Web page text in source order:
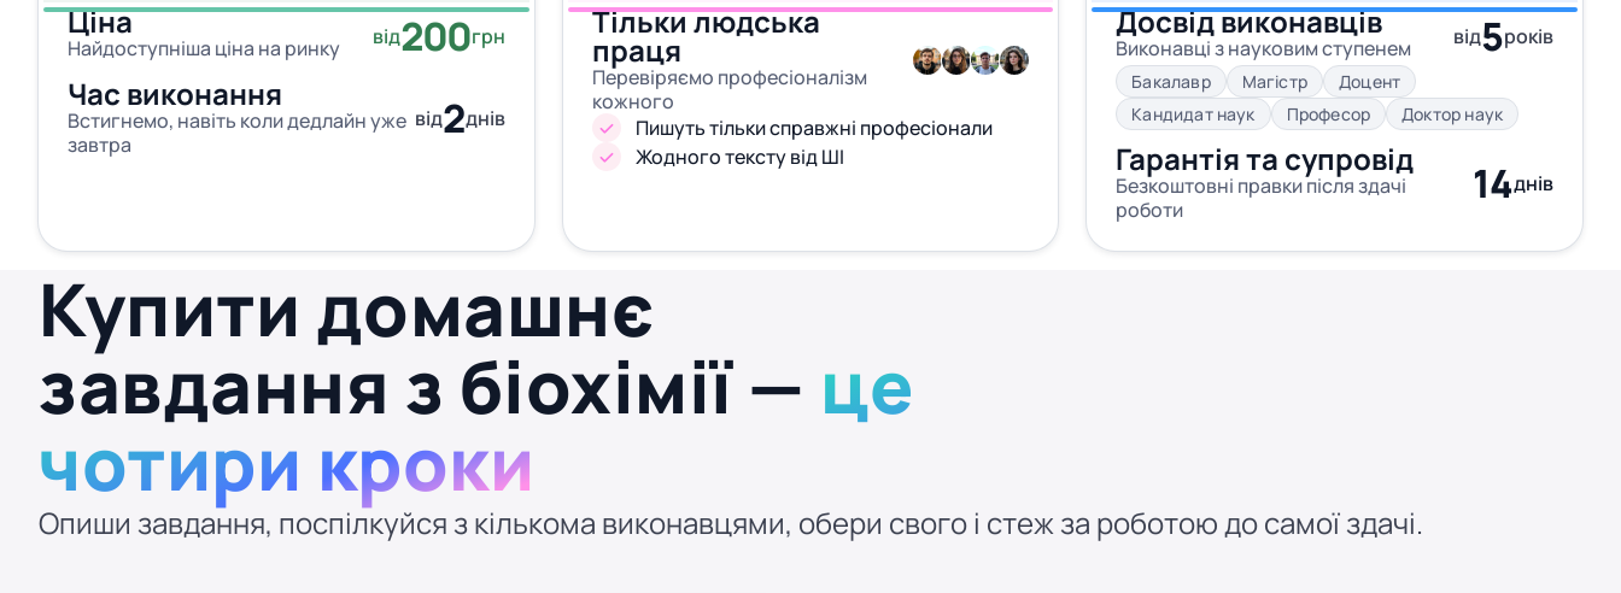
Ціна
Найдоступніша ціна на ринку від200грн
Час виконання
Встигнемо, навіть коли дедлайн уже
завтра
від2днів
Тільки людська
праця
Перевіряємо професіоналізм
кожного
Пишуть тільки справжні професіонали
Жодного тексту від ШІ
Досвід виконавців
Виконавці з науковим ступенем від5років
Бакалавр Магістр
Доцент
Кандидат наук
Професор Доктор наук
Гарантія та супровід
Безкоштовні правки після здачі
роботи
14днів
Купити домашнє
завдання з біохімії — це
чотири кроки
Опиши завдання, поспілкуйся з кількома виконавцями, обери свого і стеж за роботою до самої здачі.